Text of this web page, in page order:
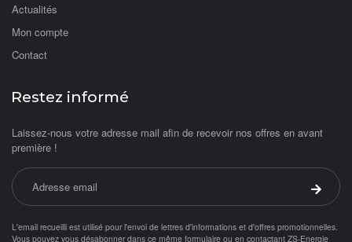
Actualités
Mon compte
Contact
Restez informé
Laissez-nous votre adresse mail afin de recevoir nos offres en avant
première !
Adresse email
Valider
L'email recueilli est utilisé pour l'envoi de lettres d'informations et d'offres promotionnelles.
Vous pouvez vous désabonner dans ce même formulaire ou en contactant ZS-Energie